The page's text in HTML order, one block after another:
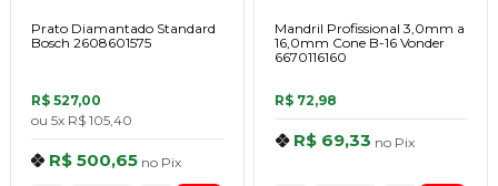
Prato Diamantado Standard
Bosch 2608601575
R$ 527,00
ou 5x R$ 105,40
R$ 500,65 no Pix
Mandril Profissional 3,0mm a
16,0mm Cone B-16 Vonder
6670116160
R$ 72,98
R$ 69,33 no Pix